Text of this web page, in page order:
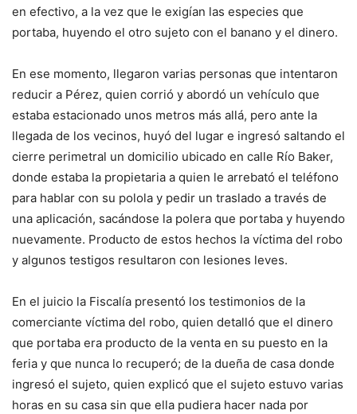
en efectivo, a la vez que le exigían las especies que
portaba, huyendo el otro sujeto con el banano y el dinero.
En ese momento, llegaron varias personas que intentaron
reducir a Pérez, quien corrió y abordó un vehículo que
estaba estacionado unos metros más allá, pero ante la
llegada de los vecinos, huyó del lugar e ingresó saltando el
cierre perimetral un domicilio ubicado en calle Río Baker,
donde estaba la propietaria a quien le arrebató el teléfono
para hablar con su polola y pedir un traslado a través de
una aplicación, sacándose la polera que portaba y huyendo
nuevamente. Producto de estos hechos la víctima del robo
y algunos testigos resultaron con lesiones leves.
En el juicio la Fiscalía presentó los testimonios de la
comerciante víctima del robo, quien detalló que el dinero
que portaba era producto de la venta en su puesto en la
feria y que nunca lo recuperó; de la dueña de casa donde
ingresó el sujeto, quien explicó que el sujeto estuvo varias
horas en su casa sin que ella pudiera hacer nada por